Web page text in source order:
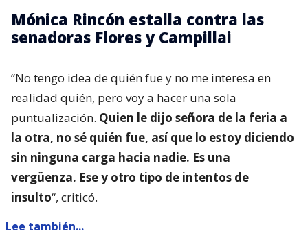
Mónica Rincón estalla contra las
senadoras Flores y Campillai
“No tengo idea de quién fue y no me interesa en
realidad quién, pero voy a hacer una sola
puntualización. Quien le dijo señora de la feria a
la otra, no sé quién fue, así que lo estoy diciendo
sin ninguna carga hacia nadie. Es una
vergüenza. Ese y otro tipo de intentos de
insulto“, criticó.
Lee también...